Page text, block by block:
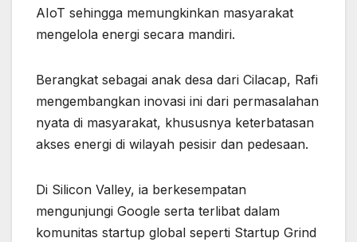
AIoT sehingga memungkinkan masyarakat
mengelola energi secara mandiri.
Berangkat sebagai anak desa dari Cilacap, Rafi
mengembangkan inovasi ini dari permasalahan
nyata di masyarakat, khususnya keterbatasan
akses energi di wilayah pesisir dan pedesaan.
Di Silicon Valley, ia berkesempatan
mengunjungi Google serta terlibat dalam
komunitas startup global seperti Startup Grind